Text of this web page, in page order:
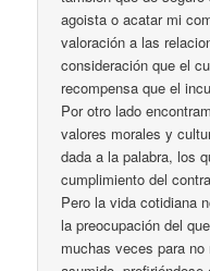
agoista o acatar mi
valoración a las
consideración que el
recompensa que el
Por otro lado
valores morales y
dada a la palabra, los
cumplimiento del
Pero la vida cotidiana
la preocupación del
muchas veces para